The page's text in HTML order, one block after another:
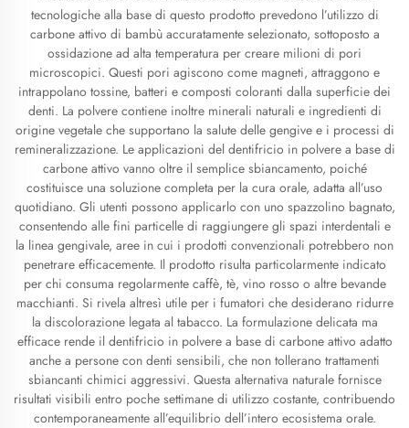
tecnologiche alla base di questo prodotto prevedono l’utilizzo di
carbone attivo di bambù accuratamente selezionato, sottoposto a
ossidazione ad alta temperatura per creare milioni di pori
microscopici. Questi pori agiscono come magneti, attraggono e
intrappolano tossine, batteri e composti coloranti dalla superficie dei
denti. La polvere contiene inoltre minerali naturali e ingredienti di
origine vegetale che supportano la salute delle gengive e i processi di
remineralizzazione. Le applicazioni del dentifricio in polvere a base di
carbone attivo vanno oltre il semplice sbiancamento, poiché
costituisce una soluzione completa per la cura orale, adatta all’uso
quotidiano. Gli utenti possono applicarlo con uno spazzolino bagnato,
consentendo alle fini particelle di raggiungere gli spazi interdentali e
la linea gengivale, aree in cui i prodotti convenzionali potrebbero non
penetrare efficacemente. Il prodotto risulta particolarmente indicato
per chi consuma regolarmente caffè, tè, vino rosso o altre bevande
macchianti. Si rivela altresì utile per i fumatori che desiderano ridurre
la discolorazione legata al tabacco. La formulazione delicata ma
efficace rende il dentifricio in polvere a base di carbone attivo adatto
anche a persone con denti sensibili, che non tollerano trattamenti
sbiancanti chimici aggressivi. Questa alternativa naturale fornisce
risultati visibili entro poche settimane di utilizzo costante, contribuendo
contemporaneamente all’equilibrio dell’intero ecosistema orale.